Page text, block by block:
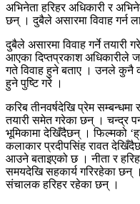
अभिनेता हरिहर अधिकारी र
छन् । दुबैले असारमा विवाह गर्न
दुबैले असारमा विवाह गर्ने तयारी
आएका दिप्तप्रकाश अधिकारीले
गते विवाह हुने बताए । उनले कुनै
हुने पुष्टि गरे ।
करिब तीनवर्षदेखि प्रेम सम्बन्धमा
तयारी समेत गरेका छन् । चन्द्र
भूमिकामा देखिँदैछन् । फिल्मको
कलाकार प्रदीपसिंह रावत
आउने बताइएको छ । नीता र
समयदेखि सहकार्य गरिरहेका छन्
संचालक हरिहर रहेका छन् ।